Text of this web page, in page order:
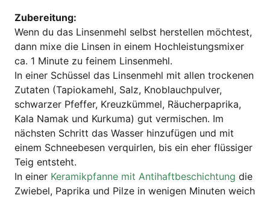
Zube­rei­tung:
Wenn du das Lin­sen­mehl selbst her­stel­len möch­test,
dann mixe die Lin­sen in einem Hoch­leis­tungs­mi­xer
ca. 1 Minu­te zu fei­nem Linsenmehl.
In einer Schüs­sel das Lin­sen­mehl mit allen tro­cke­nen
Zuta­ten (Tapio­ka­mehl, Salz, Knob­lauch­pul­ver,
schwar­zer Pfef­fer, Kreuz­küm­mel, Räu­cher­pa­pri­ka,
Kala Namak und Kur­ku­ma) gut ver­mi­schen. Im
nächs­ten Schritt das Was­ser hin­zu­fü­gen und mit
einem Schnee­be­sen ver­quir­len, bis ein eher flüs­si­ger
Teig entsteht.
In einer Kera­mik­pfan­ne mit Anti­haft­be­schich­tung die
Zwie­bel, Papri­ka und Pil­ze in weni­gen Minu­ten weich